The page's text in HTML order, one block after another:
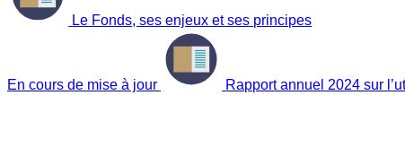
Le Fonds, ses enjeux et ses principes
En cours de mise à jour Rapport annuel 2024 sur